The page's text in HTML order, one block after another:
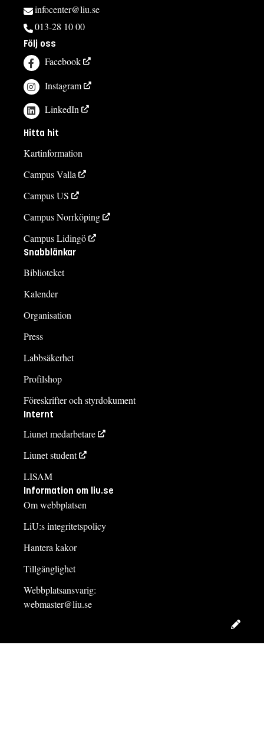
infocenter@liu.se
013-28 10 00
Följ oss
Facebook
Instagram
LinkedIn
Hitta hit
Kartinformation
Campus Valla
Campus US
Campus Norrköping
Campus Lidingö
Snabblänkar
Biblioteket
Kalender
Organisation
Press
Labbsäkerhet
Profilshop
Föreskrifter och styrdokument
Internt
Liunet medarbetare
Liunet student
LISAM
Information om liu.se
Om webbplatsen
LiU:s integritetspolicy
Hantera kakor
Tillgänglighet
Webbplatsansvarig:
webmaster@liu.se